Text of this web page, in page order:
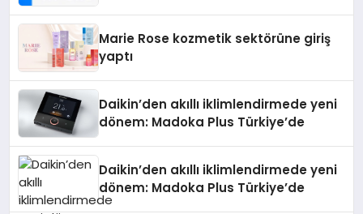
Marie Rose kozmetik sektörüne giriş
yaptı
Daikin’den akıllı iklimlendirmede yeni
dönem: Madoka Plus Türkiye’de
Daikin’den akıllı iklimlendirmede yeni
dönem: Madoka Plus Türkiye’de